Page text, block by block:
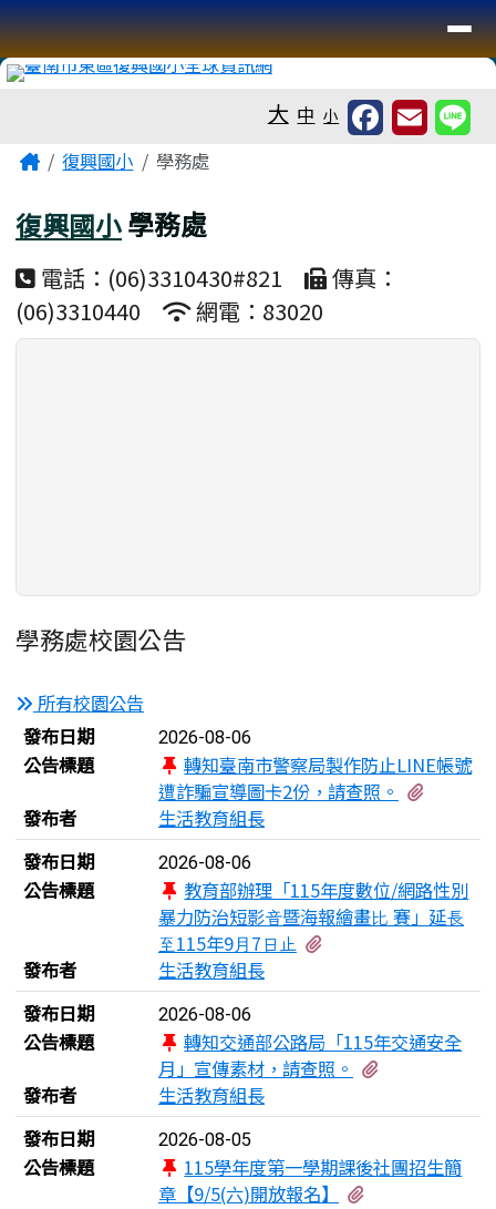
跳至主內容區
臺南市復興國小全球資訊網
導覽列
大 中 小
主內容區域
Home復興國小 學務處
復興國小學務處
電話：(06)3310430#821
傳真：
(06)3310440
網電：83020
學務處校園公告
所有校園公告
新聞列表
發布日期 2026-08-06
公告標題
轉知臺南市警察局製作防止LINE帳號
遭詐騙宣導圖卡2份，請查照。
發布者
生活教育組長
發布日期
2026-08-06
公告標題
教育部辦理「115年度數位/網路性別
暴力防治短影⾳暨海報繪畫⽐ 賽」延⻑
⾄115年9⽉7⽇⽌
發布者
生活教育組長
發布日期
2026-08-06
公告標題
轉知交通部公路局「115年交通安全
月」宣傳素材，請查照。
發布者
生活教育組長
發布日期
2026-08-05
公告標題
115學年度第一學期課後社團招生簡
章【9/5(六)開放報名】
頁尾區域